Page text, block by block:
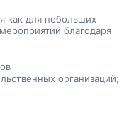
как для небольших
благодаря
организаций;